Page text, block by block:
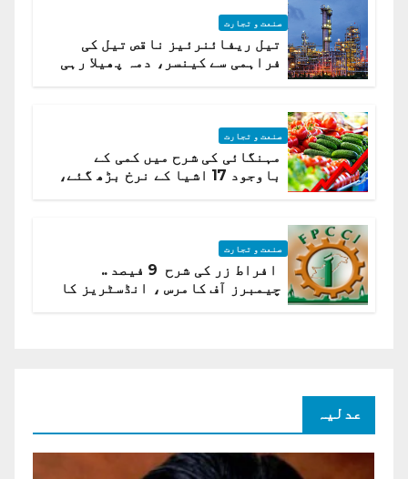
صنعت و تجارت
تیل ریفائنرئیز ناقص تیل کی
فراہمی سے کینسر، دمہ پھیلا رہی
صنعت و تجارت
مہنگائی کی شرح میں کمی کے
باوجود 17 اشیا کے نرخ بڑھ گئے،
صنعت و تجارت
افراط زر کی شرح 9 فیصد ..
چیمبرز آف کامرس ، انڈسٹریز کا
عدلیہ